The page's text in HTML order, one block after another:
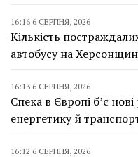
16:16 6 СЕРПНЯ, 2026
Кількість
автобусу на
16:13 6 СЕРПНЯ, 2026
Спека в Європі б’є
енергетику й
16:12 6 СЕРПНЯ, 2026